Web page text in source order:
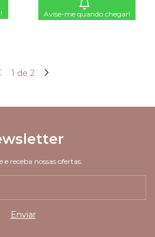
Avise-me quando chegar!
1 de 2
e receba nossas ofertas.